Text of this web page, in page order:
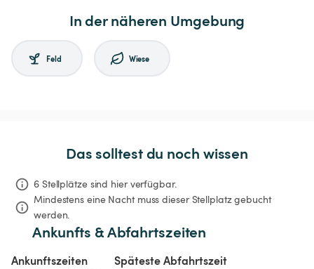
In der näheren Umgebung
Feld Wiese
Das solltest du noch wissen
6 Stellplätze sind hier verfügbar.
Mindestens eine Nacht muss dieser Stellplatz gebucht
werden.
Ankunfts & Abfahrtszeiten
Ankunftszeiten Späteste Abfahrtszeit